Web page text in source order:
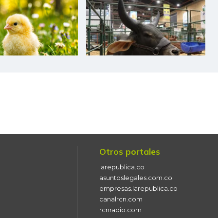
$ 1.600,00 +$ 67,00 +4,37%
$ 3.000,00 +$ 160,00 +5,63%
-$ 100,00
-
+$ 475,00 +23,75%
-
Otros portales
larepublica.co
asuntoslegales.com.co
empresas.larepublica.co
canalrcn.com
rcnradio.com